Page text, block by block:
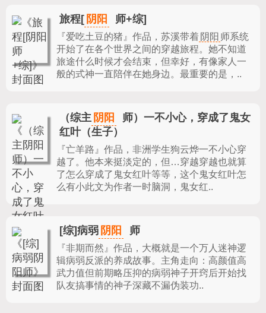
旅程[ 阴阳 师+综]
『爱吃土豆的猪』作品， 苏溪带着 阴阳 师系统
开始了在各个世界之间的穿越旅程。她不知道
旅途什么时候才会结束，但幸好，有像家人一
般的式神一直陪伴在她身边。最重要的是，..
（综主 阴阳
师）一不小心，穿成了鬼女
红叶（生子）
『亡羊路』作品， 非洲学生狗云烨一不小心穿
越了。他本来挺淡定的，但…穿越穿越也就算
了怎么穿成了鬼女红叶等等，这个鬼女红叶怎
么有小此文为作者一时脑洞，鬼女红..
[综]病弱 阴阳 师
『非期而然』作品， 大概就是一个万人迷神逻
辑病弱反派的养成故事。主角走向：高颜值高
武力值但前期略压抑的病弱神子开窍后开始找
队友搞事情的神子深藏不漏伪装功..